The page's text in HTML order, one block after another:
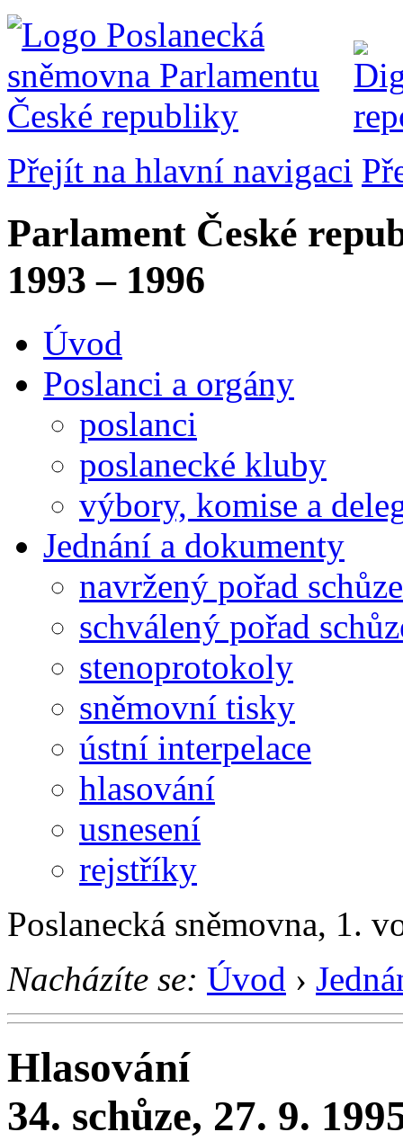
Přejít na hlavní navigaci
Parlament České
1993 – 1996
Úvod
Poslanci a orgány
poslanci
poslanecké kluby
výbory, komise a
Jednání a dokumenty
navržený pořad schůze
schválený pořad
stenoprotokoly
sněmovní tisky
ústní interpelace
hlasování
usnesení
rejstříky
Poslanecká sněmovna, 1.
Nacházíte se: Úvod ›
Hlasování
34. schůze, 27. 9.